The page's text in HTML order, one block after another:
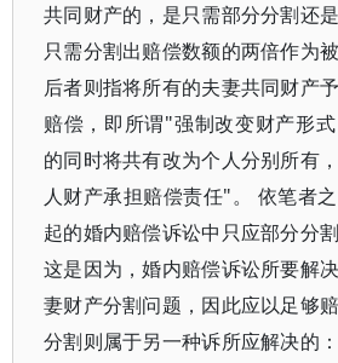
共同财产的，是只需部分分割还
只需分割出赔偿数额的两倍作为
后者则指将所有的夫妻共同财产
赔偿，即所谓"强制改变财产形
的同时将共有改为个人分别所有
人财产承担赔偿责任"。 依笔者
起的婚内赔偿诉讼中只应部分分
这是因为，婚内赔偿诉讼所要解
妻财产分割问题，因此应以足够
分割则属于另一种诉所应解决的